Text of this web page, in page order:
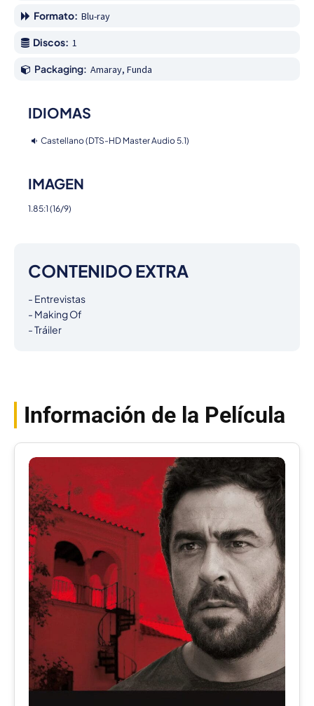
Formato: Blu-ray
Discos: 1
Packaging: Amaray, Funda
IDIOMAS
Castellano (DTS-HD Master Audio 5.1)
IMAGEN
1.85:1 (16/9)
CONTENIDO EXTRA
- Entrevistas
- Making Of
- Tráiler
Información de la Película